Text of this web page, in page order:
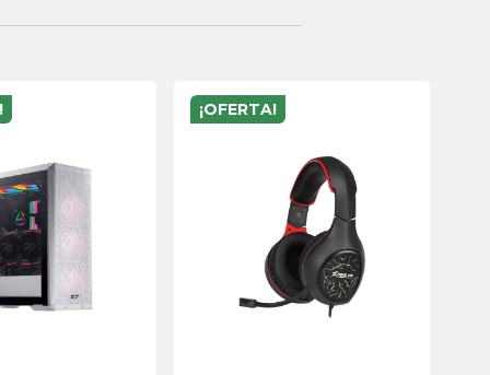
¡OFERTA!